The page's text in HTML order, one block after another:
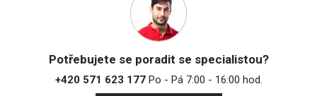
Potřebujete se poradit se specialistou?
+420 571 623 177Po - Pá 7:00 - 16:00 hod.